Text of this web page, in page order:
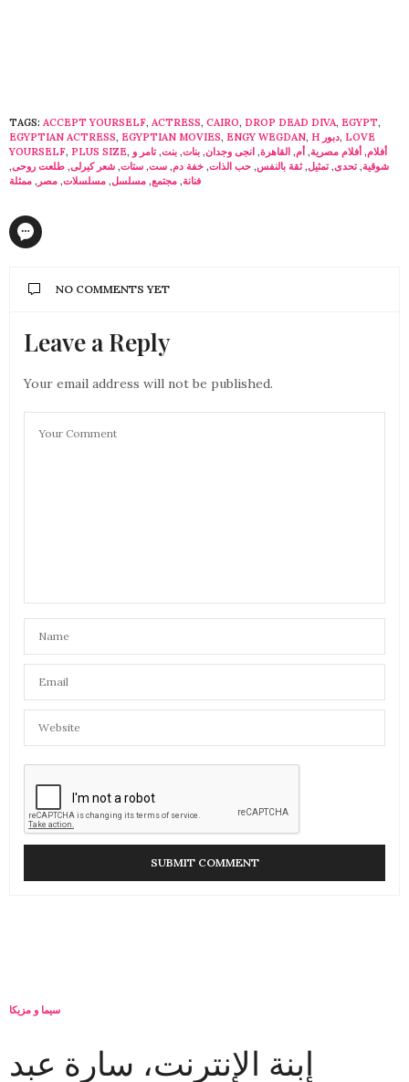
TAGS: ACCEPT YOURSELF, ACTRESS, CAIRO, DROP DEAD DIVA, EGYPT,
EGYPTIAN ACTRESS, EGYPTIAN MOVIES, ENGY WEGDAN, H دبور, LOVE
YOURSELF, PLUS SIZE, أفلام, أفلام مصرية, أم, القاهرة, انجى وجدان, بنات, بنت,تامر و
شوقية,تحدى,تمثيل,ثقة بالنفس, حب الذات, خفة دم, ست, ستات, شعر كيرلى, طلعت روحى,
فنانة, مجتمع, مسلسل, مسلسلات, مصر , ممثلة
NO COMMENTS YET
Leave a Reply
Your email address will not be published.
سيما و مزيكا
إبنة الإنترنت، سارة عبد